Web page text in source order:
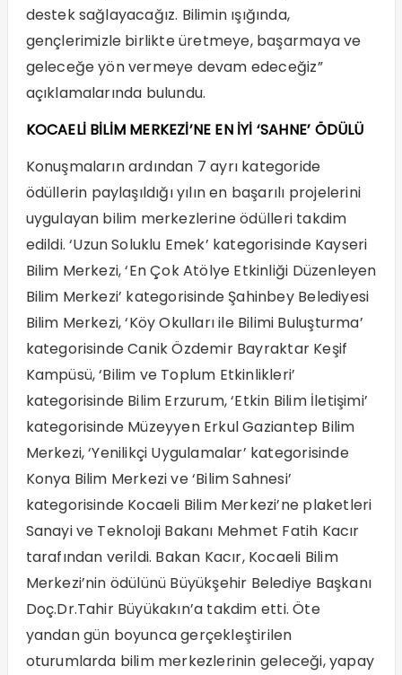
destek sağlayacağız. Bilimin ışığında,
gençlerimizle birlikte üretmeye, başarmaya ve
geleceğe yön vermeye devam edeceğiz”
açıklamalarında bulundu.
KOCAELİ BİLİM MERKEZİ’NE EN İYİ ‘SAHNE’ ÖDÜLÜ
Konuşmaların ardından 7 ayrı kategoride
ödüllerin paylaşıldığı yılın en başarılı projelerini
uygulayan bilim merkezlerine ödülleri takdim
edildi. ‘Uzun Soluklu Emek’ kategorisinde Kayseri
Bilim Merkezi, ‘En Çok Atölye Etkinliği Düzenleyen
Bilim Merkezi’ kategorisinde Şahinbey Belediyesi
Bilim Merkezi, ‘Köy Okulları ile Bilimi Buluşturma’
kategorisinde Canik Özdemir Bayraktar Keşif
Kampüsü, ‘Bilim ve Toplum Etkinlikleri’
kategorisinde Bilim Erzurum, ‘Etkin Bilim İletişimi’
kategorisinde Müzeyyen Erkul Gaziantep Bilim
Merkezi, ‘Yenilikçi Uygulamalar’ kategorisinde
Konya Bilim Merkezi ve ‘Bilim Sahnesi’
kategorisinde Kocaeli Bilim Merkezi’ne plaketleri
Sanayi ve Teknoloji Bakanı Mehmet Fatih Kacır
tarafından verildi. Bakan Kacır, Kocaeli Bilim
Merkezi’nin ödülünü Büyükşehir Belediye Başkanı
Doç.Dr.Tahir Büyükakın’a takdim etti. Öte
yandan gün boyunca gerçekleştirilen
oturumlarda bilim merkezlerinin geleceği, yapay